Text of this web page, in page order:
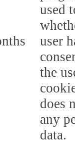
used
user
the
does
any
data.